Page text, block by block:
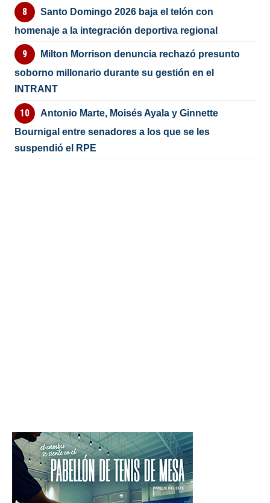
Santo Domingo 2026 baja el telón con
homenaje a la integración deportiva regional
Milton Morrison denuncia rechazó presunto
soborno millonario durante su gestión en el
INTRANT
Antonio Marte, Moisés Ayala y Ginnette
Bournigal entre senadores a los que se les
suspendió el RPE